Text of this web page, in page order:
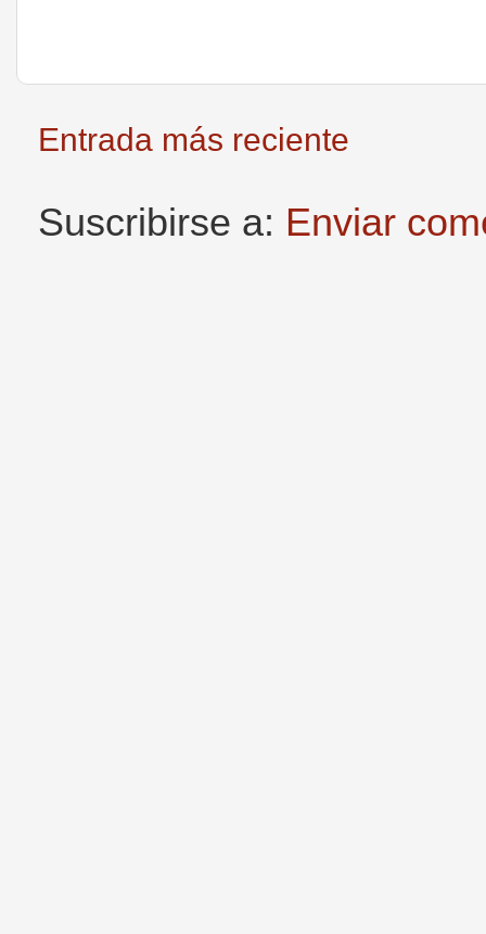
Entrada más reciente
Suscribirse a: Enviar